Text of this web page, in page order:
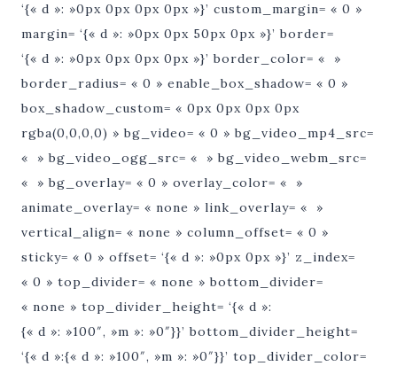
‘{« d »: »0px 0px 0px 0px »}’ custom_margin= « 0 »
margin= ‘{« d »: »0px 0px 50px 0px »}’ border=
‘{« d »: »0px 0px 0px 0px »}’ border_color= « »
border_radius= « 0 » enable_box_shadow= « 0 »
box_shadow_custom= « 0px 0px 0px 0px
rgba(0,0,0,0) » bg_video= « 0 » bg_video_mp4_src=
« » bg_video_ogg_src= « » bg_video_webm_src=
« » bg_overlay= « 0 » overlay_color= « »
animate_overlay= « none » link_overlay= « »
vertical_align= « none » column_offset= « 0 »
sticky= « 0 » offset= ‘{« d »: »0px 0px »}’ z_index=
« 0 » top_divider= « none » bottom_divider=
« none » top_divider_height= ‘{« d »:
{« d »: »100″, »m »: »0″}}’ bottom_divider_height=
‘{« d »:{« d »: »100″, »m »: »0″}}’ top_divider_color=